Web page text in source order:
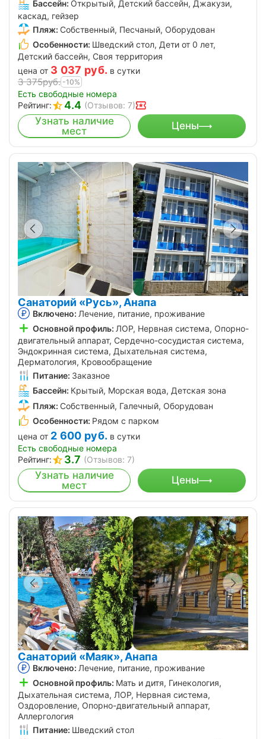
Бассейн: Открытый, Детский бассейн, Джакузи,
каскад, гейзер
Пляж: Собственный, Песчаный, Оборудован
Особенности: Шведский стол, Дети от 0 лет,
Детский бассейн, Своя территория
цена от 3 037 руб. в сутки
3 375руб. -10%
Есть свободные номера
Рейтинг:
4.4 (Отзывов: 7)
Узнать наличие
мест
Цены
Санаторий «Русь», Анапа
Включено: Лечение, питание, проживание
Основной профиль: ЛОР, Нервная система, Опорно-
двигательный аппарат, Сердечно-сосудистая система,
Эндокринная система, Дыхательная система,
Дерматология, Кровообращение
Питание: Заказное
Бассейн: Крытый, Морская вода, Детская зона
Пляж: Собственный, Галечный, Оборудован
Особенности: Рядом с парком
цена от 2 600 руб. в сутки
Есть свободные номера
Рейтинг:
3.7 (Отзывов: 7)
Узнать наличие
мест
Цены
Санаторий «Маяк», Анапа
Включено: Лечение, питание, проживание
Основной профиль: Мать и дитя, Гинекология,
Дыхательная система, ЛОР, Нервная система,
Оздоровление, Опорно-двигательный аппарат,
Аллергология
Питание: Шведский стол